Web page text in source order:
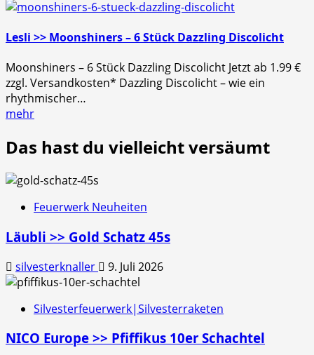
Lesli >> Moonshiners – 6 Stück Dazzling Discolicht
Moonshiners – 6 Stück Dazzling Discolicht Jetzt ab 1.99 €
zzgl. Versandkosten* Dazzling Discolicht – wie ein
rhythmischer…
mehr
Das hast du vielleicht versäumt
Feuerwerk Neuheiten
Läubli >> Gold Schatz 45s
silvesterknaller 9. Juli 2026
Silvesterfeuerwerk|Silvesterraketen
NICO Europe >> Pfiffikus 10er Schachtel